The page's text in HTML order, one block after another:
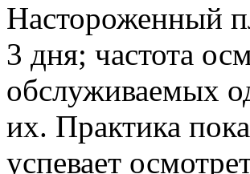
Настороженный
3 дня; частота
обслуживаемых
их. Практика
успевает